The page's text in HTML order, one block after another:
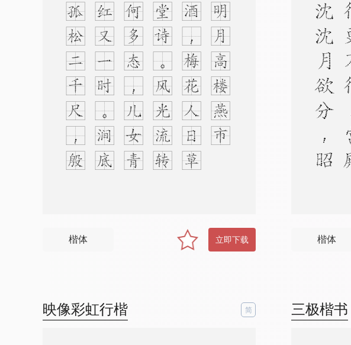
明
月
高
楼
燕
市
酒
，
梅
花
人
日
草
堂
诗
。
风
光
流
转
何
多
态
，
儿
女
青
红
又
一
时
。
涧
底
孤
松
二
千
尺
，
殷
勤
留
看
岁
寒
枝
楷体 立即下载 楷体
映像彩虹行楷 简 三极楷书